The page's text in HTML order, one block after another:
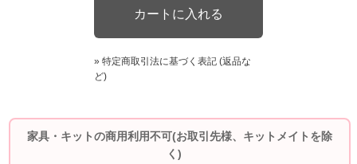
» 特定商取引法に基づく表記 (返品な
ど)
家具・キットの商用利用不可(お取引先様、キットメイトを除
く)